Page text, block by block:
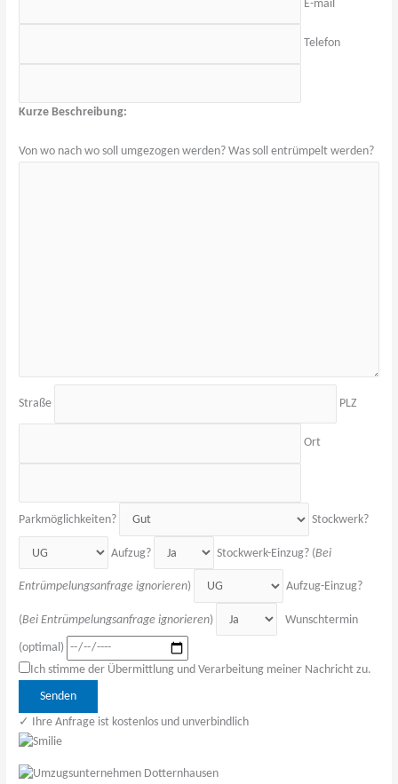
E-mail
Telefon
Kurze Beschreibung:
Von wo nach wo soll umgezogen werden? Was soll entrümpelt werden?
Straße PLZ
Ort
Parkmöglichkeiten? Stockwerk?
Aufzug? Stockwerk-Einzug? (Bei
Entrümpelungsanfrage ignorieren) Aufzug-Einzug?
(Bei Entrümpelungsanfrage ignorieren) Wunschtermin
(optimal)
Ich stimme der Übermittlung und Verarbeitung meiner Nachricht zu.
✓ Ihre Anfrage ist kostenlos und unverbindlich